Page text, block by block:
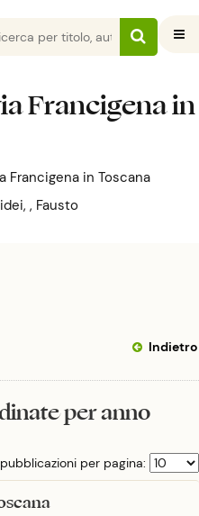
Francigena in
Francigena in Toscana
, Fausto
Indietro
per anno
per pagina: